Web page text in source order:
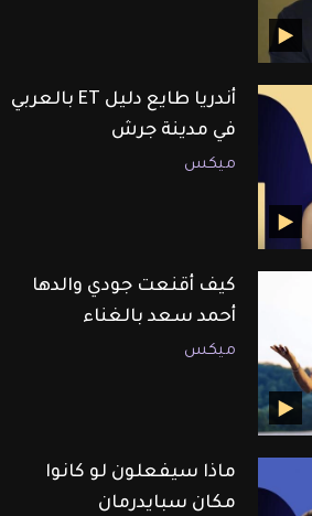
أندريا طايع دليل ET بالعربي
في مدينة جرش
ميكس
كيف أقنعت جودي والدها
أحمد سعد بالغناء
ميكس
ماذا سيفعلون لو كانوا
مكان سبايدرمان